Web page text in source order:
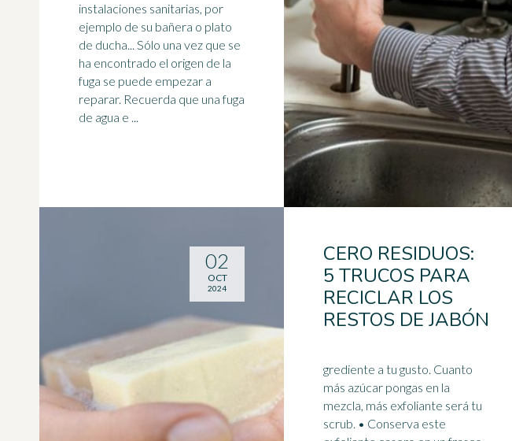
instalaciones sanitarias, por
ejemplo de su bañera o plato
de ducha... Sólo una vez que se
ha encontrado el origen de la
fuga se puede empezar a
reparar. Recuerda que una fuga
de agua e ...
CERO RESIDUOS:
5 TRUCOS PARA
RECICLAR LOS
RESTOS DE JABÓN
grediente a tu gusto. Cuanto
más azúcar pongas en la
mezcla, más exfoliante será tu
scrub. • Conserva este
02
OCT
2024